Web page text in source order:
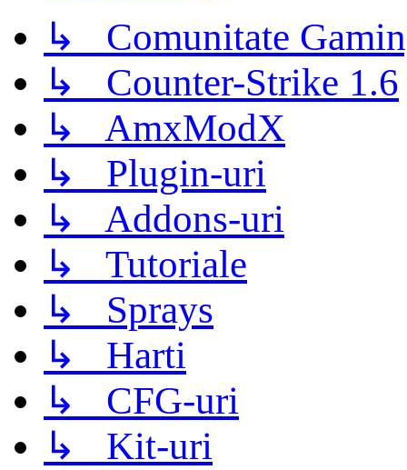
↳ Comunitate
↳ Counter-Strike 1.6
↳ AmxModX
↳ Plugin-uri
↳ Addons-uri
↳ Tutoriale
↳ Sprays
↳ Harti
↳ CFG-uri
↳ Kit-uri